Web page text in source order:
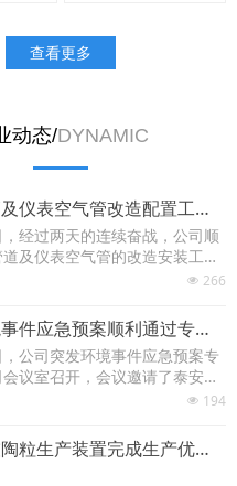
查看更多
动态/DYNAMIC
公司氮气总管及仪表空气管改造配置工作顺利完成
经过两天的连续奋战，公司顺
及仪表空气管的改造安装工
率，尽快完成该趟管线的配制
时间内投入到施工中。
넶 266
公司突发环境事件应急预案顺利通过专家评审
公司突发环境事件应急预案专
议室召开，会议邀请了泰安市
态环境局相关领导组成专家评
表，周边村庄群众代表及公司
评审会议。
넶 194
科立德粉煤灰陶粒生产装置完成生产优化改造